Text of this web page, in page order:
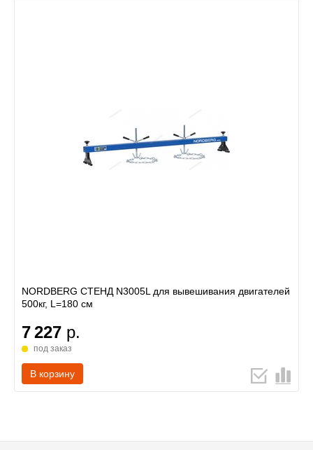
NORDBERG СТЕНД N3005L для вывешивания двигателей
500кг, L=180 см
7 227 р.
под заказ
В корзину